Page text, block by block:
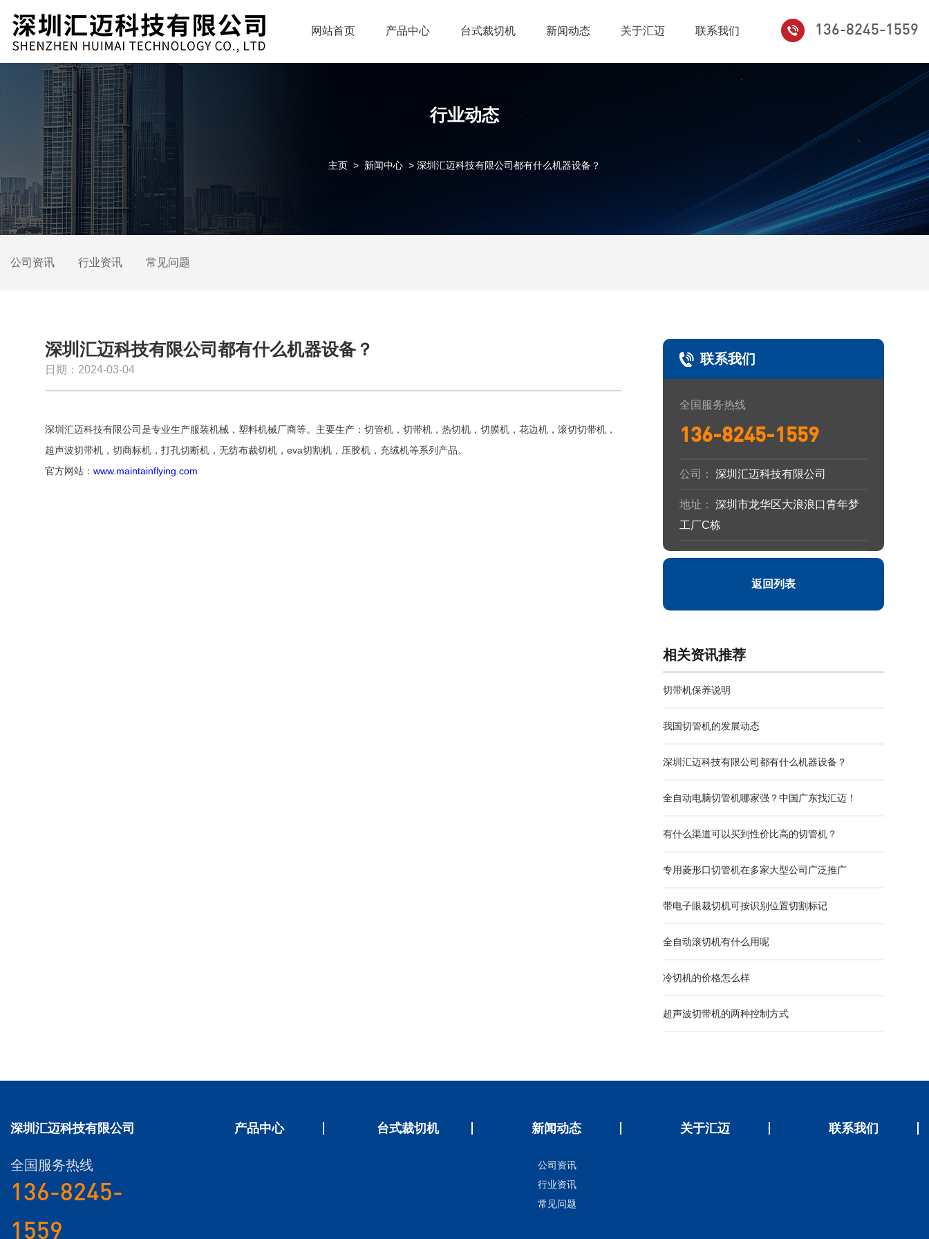
136-8245-1559
网站首页 产品中心 台式裁切机 新闻动态 关于汇迈 联系我们
行业动态
主页 > 新闻中心 > 深圳汇迈科技有限公司都有什么机器设备？
公司资讯 行业资讯 常见问题
深圳汇迈科技有限公司都有什么机器设备？
日期：2024-03-04
深圳汇迈科技有限公司是专业生产服装机械，塑料机械厂商等。主要生产：切管机，切带机，热切机，切膜机，花边机，滚切切带机，
超声波切带机，切商标机，打孔切断机，无纺布裁切机，eva切割机，压胶机，充绒机等系列产品。
官方网站： www.maintainflying.com
联系我们
全国服务热线
136-8245-1559
公司： 深圳汇迈科技有限公司
地址： 深圳市龙华区大浪浪口青年梦
工厂C栋
返回列表
相关资讯推荐
切带机保养说明
我国切管机的发展动态
深圳汇迈科技有限公司都有什么机器设备？
全自动电脑切管机哪家强？中国广东找汇迈！
有什么渠道可以买到性价比高的切管机？
专用菱形口切管机在多家大型公司广泛推广
带电子眼裁切机可按识别位置切割标记
全自动滚切机有什么用呢
冷切机的价格怎么样
超声波切带机的两种控制方式
深圳汇迈科技有限公司
全国服务热线
136-8245-
1559
产品中心 台式裁切机 新闻动态
公司资讯
行业资讯
常见问题
关于汇迈 联系我们